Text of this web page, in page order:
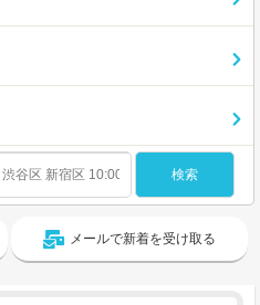
メールで新着を受け取る